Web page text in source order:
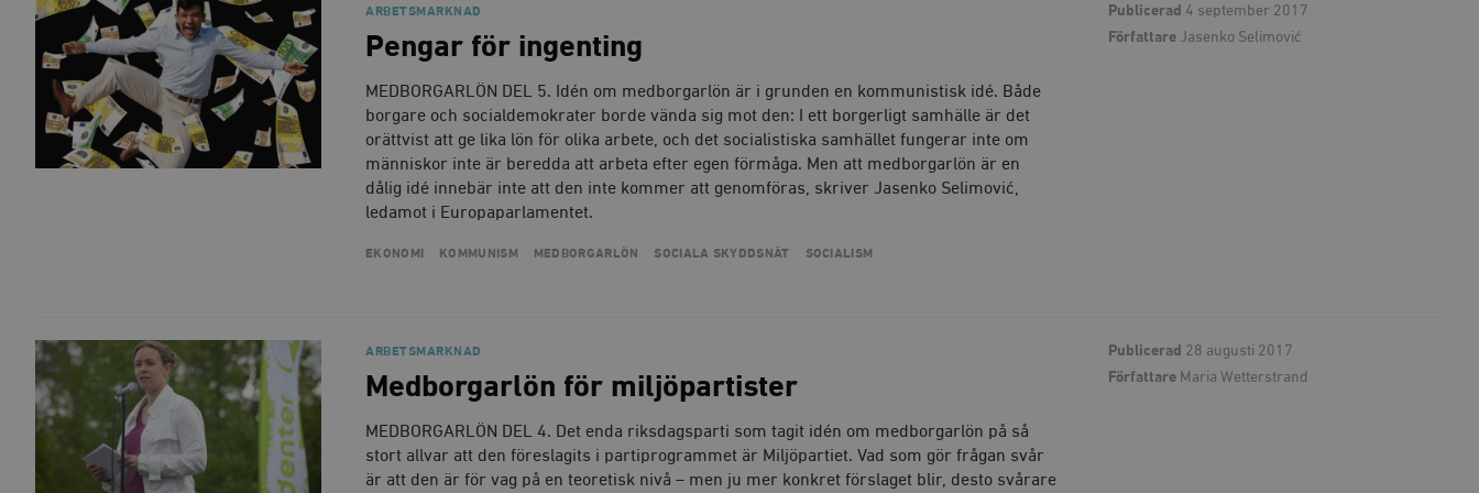
ARBETSMARKNAD
Pengar för ingenting
MEDBORGARLÖN DEL 5. Idén om medborgarlön är i grunden en kommunistisk idé. Både
borgare och socialdemokrater borde vända sig mot den: I ett borgerligt samhälle är det
orättvist att ge lika lön för olika arbete, och det socialistiska samhället fungerar inte om
människor inte är beredda att arbeta efter egen förmåga. Men att medborgarlön är en
dålig idé innebär inte att den inte kommer att genomföras, skriver Jasenko Selimović,
ledamot i Europaparlamentet.
EKONOMI KOMMUNISM MEDBORGARLÖN SOCIALA SKYDDSNÄT SOCIALISM
Publicerad 4 september 2017
Författare Jasenko Selimović
ARBETSMARKNAD
Medborgarlön för miljöpartister
MEDBORGARLÖN DEL 4. Det enda riksdagsparti som tagit idén om medborgarlön på så
stort allvar att den föreslagits i partiprogrammet är Miljöpartiet. Vad som gör frågan svår
är att den är för vag på en teoretisk nivå – men ju mer konkret förslaget blir, desto svårare
Publicerad 28 augusti 2017
Författare Maria Wetterstrand
_gid
Denna cookie ställs in av Google Analytics. Den lagrar och uppdaterar ett
sekunder
mönsterelementet i namnet innehåller det unika identitetsnumret för
kontot eller webbplatsen det hänför sig till. Det är en variant av _gat-kakan
som används för att begränsa mängden data som registreras av Google på
webbplatser med hög trafikvolym.
_ga_YBG49SLCTY .timbro.se
1 år 1
månad
Denna cookie används av Google Analytics för att bevara
sessionstillståndet.
_hjSessionUser_675006 .timbro.se
_hjIncludedInSessionSample_675006 .timbro.se
2
mailchimp_landing_site
Cloudflare
.podbean.com
Platform Inc.
.timbro.se
månader
Används av Facebook för att leverera en serie reklamprodukter, såsom realtidsbud
från tredjepartsannonsörer
vuid
Vimeo.com
.vimeo.com
1 år 1
Dessa kakor används av Vimeo-videospelaren på webbplatser.